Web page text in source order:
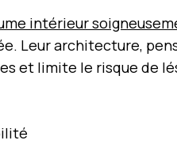
intérieur
Leur architecture,
et limite le risque de